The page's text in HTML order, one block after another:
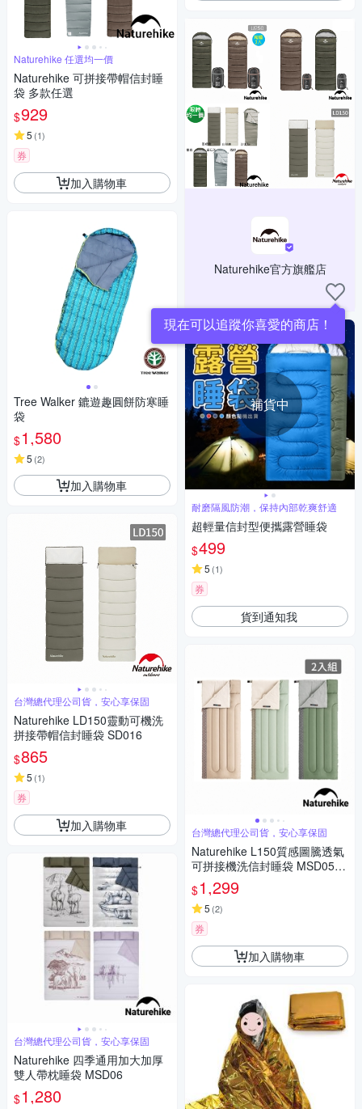
Naturehike 任選均一價
Naturehike 可拼接帶帽信封睡
袋 多款任選
$929
5 (1)
券
加入購物車
Tree Walker 鏕遊趣圓餅防寒睡
袋
$1,580
5 (2)
加入購物車
台灣總代理公司貨，安心享保固
Naturehike LD150靈動可機洗
拼接帶帽信封睡袋 SD016
$865
5 (1)
券
加入購物車
台灣總代理公司貨，安心享保固
Naturehike 四季通用加大加厚
雙人帶枕睡袋 MSD06
$1,280
Naturehike官方旗艦店
現在可以追蹤你喜愛的商店！
補貨中
耐磨隔風防潮，保持內部乾爽舒適
超輕量信封型便攜露營睡袋
$499
5 (1)
券
貨到通知我
台灣總代理公司貨，安心享保固
Naturehike L150質感圖騰透氣
可拼接機洗信封睡袋 MSD05 2
入組
$1,299
5 (2)
券
加入購物車